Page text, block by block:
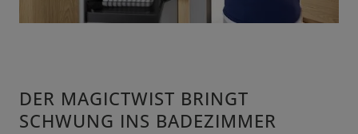
DER MAGICTWIST BRINGT
SCHWUNG INS BADEZIMMER